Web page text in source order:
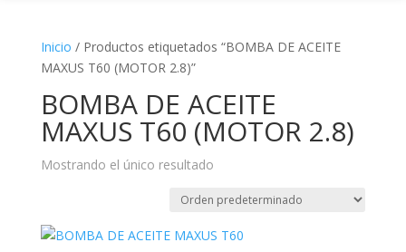
Inicio / Productos etiquetados “BOMBA DE ACEITE
MAXUS T60 (MOTOR 2.8)”
BOMBA DE ACEITE
MAXUS T60 (MOTOR 2.8)
Mostrando el único resultado